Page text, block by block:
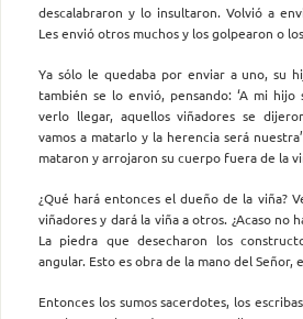
descalabraron y lo insultaron. Volvió a
Les envió otros muchos y los golpearon o
Ya sólo le quedaba por enviar a uno, su
también se lo envió, pensando: ‘A mi hijo
verlo llegar, aquellos viñadores se
vamos a matarlo y la herencia será
mataron y arrojaron su cuerpo fuera de la
¿Qué hará entonces el dueño de la viña?
viñadores y dará la viña a otros. ¿Acaso no
La piedra que desecharon los
angular. Esto es obra de la mano del Señor,
Entonces los sumos sacerdotes, los